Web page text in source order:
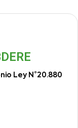
Ley N°20.880